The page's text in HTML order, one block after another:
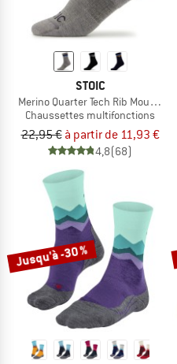
STOIC
Merino Quarter Tech Rib
Chaussettes multifonctions
22,95 € à partir de 11,93 €
4,8(68)
Jusqu'à -30 %